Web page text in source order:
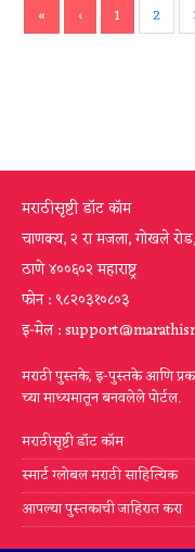
« ‹ 1 2
मराठीसृष्टी डॉट कॉम
चाणक्य, २ रा मजला, गोखले रोड,
ठाणे ४००६०२ महाराष्ट्र
फोन : ९८२०३१०८०३
इ-मेल :
मराठी पुस्तके, इ-पुस्तके आणि
च्या माध्यमातून बनवलेले पोर्टल.
मराठीसृष्टी डॉट कॉम
स्मार्ट ग्लोबल मराठी साहित्यिक
आपल्या पुस्तकाची जाहिरात करा